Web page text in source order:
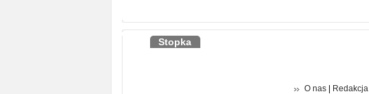
Stopka
O nas| Redakcja